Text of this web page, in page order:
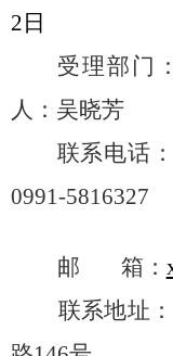
2 日
受理部门
人： 吴晓芳
联系电话：
0991-5816327
邮 箱：
联系地址